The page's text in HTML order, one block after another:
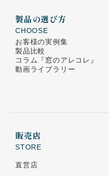
製品の選び方
CHOOSE
お客様の実例集
製品比較
コラム 『窓のアレコレ』
動画ライブラリー
販売店
STORE
直営店